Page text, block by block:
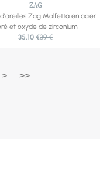
ZAG
Zag Molfetta en acier
et oxyde de zirconium
35,10 €39 €
> >>
— et celui qu'on